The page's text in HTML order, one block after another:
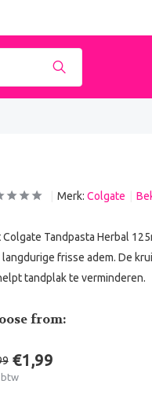
Merk: Colgate
Colgate Tandpasta Herbal
langdurige frisse adem. De
tandplak te verminderen.
from:
€1,99
btw